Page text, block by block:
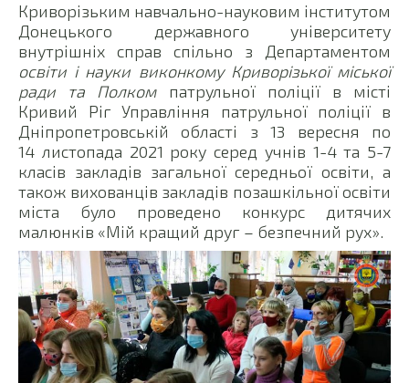
Криворізьким навчально-науковим інститутом
Донецького державного університету
внутрішніх справ спільно з Департаментом
освіти і науки виконкому Криворізької міської
ради та Полком патрульної поліції в місті
Кривий Ріг Управління патрульної поліції в
Дніпропетровській області з 13 вересня по
14 листопада 2021 року серед учнів 1-4 та 5-7
класів закладів загальної середньої освіти, а
також вихованців закладів позашкільної освіти
міста було проведено конкурс дитячих
малюнків «Мій кращий друг – безпечний рух».